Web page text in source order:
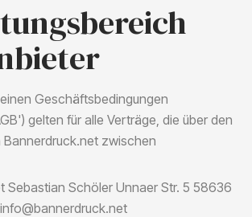
Geschäftsbedingungen
gelten für alle Verträge, die über den
zwischen
Sebastian Schöler Unnaer Str. 5 58636